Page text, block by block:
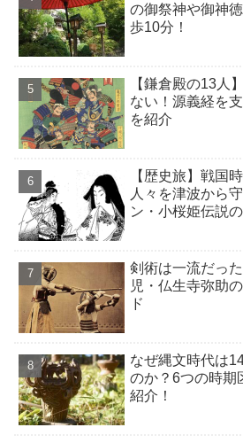
の御祭神や御神
歩10分！
【鎌倉殿の13人
ない！源義経を
を紹介
【歴史旅】戦国
人々を津波から
ン・小桜姫伝説
剣術は一流だっ
児・仏生寺弥助
ド
なぜ縄文時代は
のか？6つの時期
紹介！